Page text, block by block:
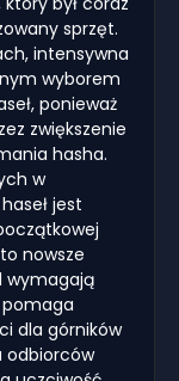
sprzęt.
intensywna
wyborem
ponieważ
zwiększenie
hasha.
w
jest
nowsze
wymagają
dla górników
odbiorców